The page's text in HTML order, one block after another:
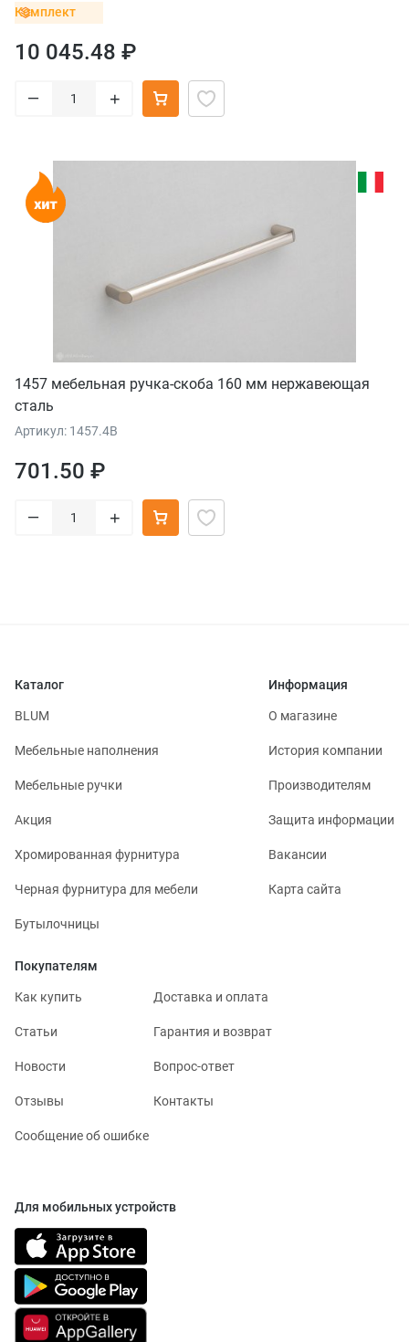
Комплект
10 045.48 ₽
– +
1457 мебельная ручка-скоба 160 мм нержавеющая
сталь
Артикул: 1457.4B
701.50 ₽
– +
Каталог
BLUM
Мебельные наполнения
Мебельные ручки
Акция
Хромированная фурнитура
Черная фурнитура для мебели
Бутылочницы
Информация
О магазине
История компании
Производителям
Защита информации
Вакансии
Карта сайта
Покупателям
Как купить Доставка и оплата
Статьи Гарантия и возврат
Новости Вопрос-ответ
Отзывы Контакты
Сообщение об ошибке
Для мобильных устройств